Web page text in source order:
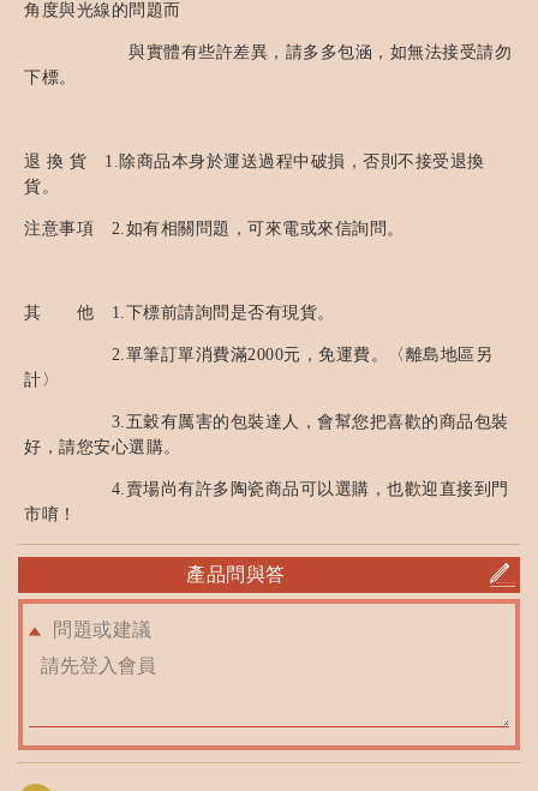
角度與光線的問題而
與實體有些許差異，請多多包涵，如無法接受請勿
下標。
退 換 貨 1.除商品本身於運送過程中破損，否則不接受退換
貨。
注意事項 2.如有相關問題，可來電或來信詢問。
其 他 1.下標前請詢問是否有現貨。
2.單筆訂單消費滿2000元，免運費。〈離島地區另
計〉
3.五穀有厲害的包裝達人，會幫您把喜歡的商品包裝
好，請您安心選購。
4.賣場尚有許多陶瓷商品可以選購，也歡迎直接到門
市唷！
產品問與答
問題或建議